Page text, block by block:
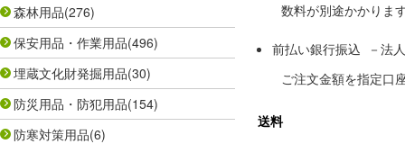
森林用品(276)
保安用品・作業用品(496)
埋蔵文化財発掘用品(30)
防災用品・防犯用品(154)
防寒対策用品(6)
数料が別途かかりま
前払い銀行振込 －法
ご注文金額を指定口
送料